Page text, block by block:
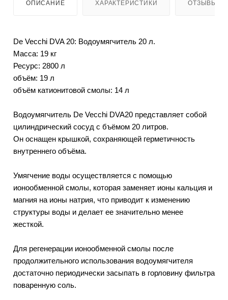
ОПИСАНИЕ ХАРАКТЕРИСТИКИ ОТЗЫВЫ
De Vecchi DVA 20: Водоумягчитель 20 л.
Масса: 19 кг
Ресурс: 2800 л
объём: 19 л
объём катионитовой смолы: 14 л
Водоумягчитель De Vecchi DVA20 представляет собой
цилиндрический сосуд с бъёмом 20 литров.
Он оснащен крышкой, сохраняющей герметичность
внутреннего объёма.
Умягчение воды осуществляется с помощью
ионообменной смолы, которая заменяет ионы кальция и
магния на ионы натрия, что приводит к изменению
структуры воды и делает ее значительно менее
жесткой.
Для регенерации ионообменной смолы после
продолжительного использования водоумягчителя
достаточно периодически засыпать в горловину фильтра
поваренную соль.